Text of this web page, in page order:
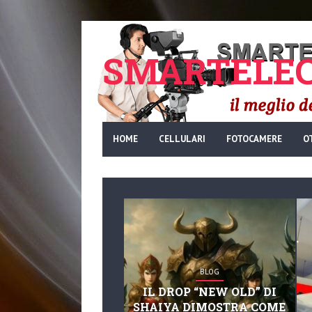
HOME CELLULARI FOTOCAMERE
BLOG
IL DROP “NEW OLD” DI
SHAIYA DIMOSTRA COME